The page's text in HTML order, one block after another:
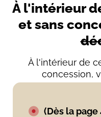
À l'intérieur
et sans
À l'intérieur de
concession,
(Dès la